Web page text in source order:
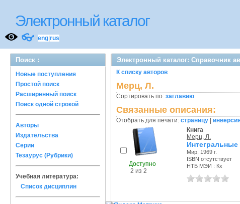
Электронный каталог
👓 eng rus
Поиск :
Новые поступления
Простой поиск
Расширенный поиск
Поиск одной строкой
Авторы
Издательства
Серии
Тезаурус (Рубрики)
Учебная литература:
Список дисциплин
Электронный каталог: Справочник
К списку авторов
Мерц, Л.
Сортировать по: заглавию
Связанные описания:
Отобрать для печати: страницу
Доступно
2 из 2
Книга
Мерц, Л.
Интегральные
Мир, 1969 г.
ISBN отсутствует
НТБ МЭИ : Кх